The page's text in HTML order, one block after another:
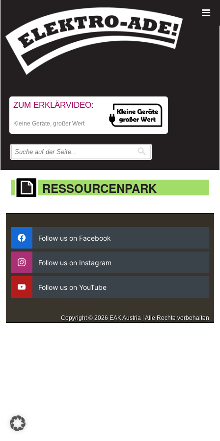
ZUM ERKLÄRVIDEO:
Kleine Geräte, großer Wert
RESSOURCENPARK
Follow us on Facebook
Follow us on Instagram
Follow us on YouTube
Copyright © 2026 EAK Austria | Alle Rechte vorbehalten